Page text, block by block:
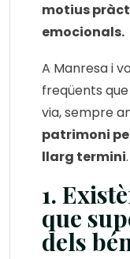
motius
emocionals.
A Manresa i
freqüents
via, sempre
patrimoni
llarg termini.
1.
que
dels